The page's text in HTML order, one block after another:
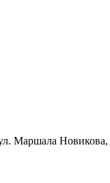
Маршала